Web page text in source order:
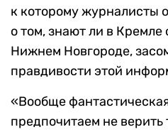
к которому журналисты
о том, знают ли в
Нижнем Новгороде,
правдивости этой
«Вообще
предпочитаем не